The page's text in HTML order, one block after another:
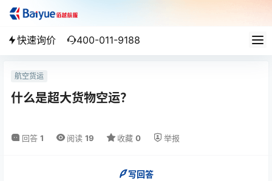
快速询价 400-011-9188
航空货运
什么是超大货物空运？
回答 1 阅读 19 收藏 0 举报
写回答